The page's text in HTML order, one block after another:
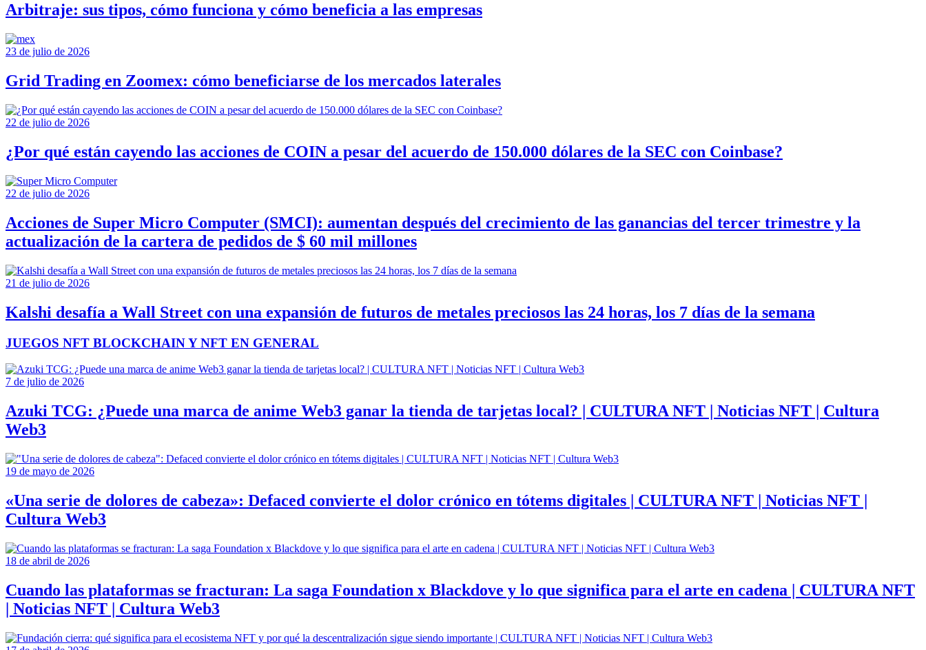
Arbitraje: sus tipos, cómo funciona y cómo beneficia a las empresas
23 de julio de 2026
Grid Trading en Zoomex: cómo beneficiarse de los mercados laterales
22 de julio de 2026
¿Por qué están cayendo las acciones de COIN a pesar del acuerdo de 150.000 dólares de la SEC con Coinbase?
22 de julio de 2026
Acciones de Super Micro Computer (SMCI): aumentan después del crecimiento de las ganancias del tercer trimestre y la
actualización de la cartera de pedidos de $ 60 mil millones
21 de julio de 2026
Kalshi desafía a Wall Street con una expansión de futuros de metales preciosos las 24 horas, los 7 días de la semana
JUEGOS NFT BLOCKCHAIN Y NFT EN GENERAL
7 de julio de 2026
Azuki TCG: ¿Puede una marca de anime Web3 ganar la tienda de tarjetas local? | CULTURA NFT | Noticias NFT | Cultura
Web3
19 de mayo de 2026
«Una serie de dolores de cabeza»: Defaced convierte el dolor crónico en tótems digitales | CULTURA NFT | Noticias NFT |
Cultura Web3
18 de abril de 2026
Cuando las plataformas se fracturan: La saga Foundation x Blackdove y lo que significa para el arte en cadena | CULTURA NFT
| Noticias NFT | Cultura Web3